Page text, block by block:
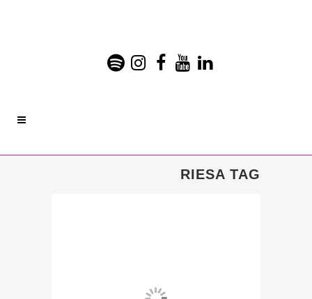
RIESA TAG